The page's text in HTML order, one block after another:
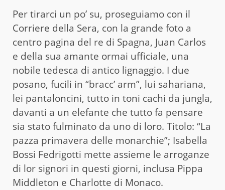
Per tirarci un po’ su, proseguiamo con il
Corriere della Sera, con la grande foto a
centro pagina del re di Spagna, Juan Carlos
e della sua amante ormai ufficiale, una
nobile tedesca di antico lignaggio. I due
posano, fucili in “bracc’ arm”, lui sahariana,
lei pantaloncini, tutto in toni cachi da jungla,
davanti a un elefante che tutto fa pensare
sia stato fulminato da uno di loro. Titolo: “La
pazza primavera delle monarchie”; Isabella
Bossi Fedrigotti mette assieme le arroganze
di lor signori in questi giorni, inclusa Pippa
Middleton e Charlotte di Monaco.